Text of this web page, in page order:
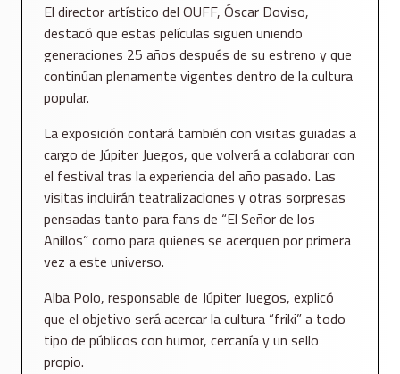
El director artístico del OUFF, Óscar Doviso,
destacó que estas películas siguen uniendo
generaciones 25 años después de su estreno y que
continúan plenamente vigentes dentro de la cultura
popular.
La exposición contará también con visitas guiadas a
cargo de Júpiter Juegos, que volverá a colaborar con
el festival tras la experiencia del año pasado. Las
visitas incluirán teatralizaciones y otras sorpresas
pensadas tanto para fans de “El Señor de los
Anillos” como para quienes se acerquen por primera
vez a este universo.
Alba Polo, responsable de Júpiter Juegos, explicó
que el objetivo será acercar la cultura “friki” a todo
tipo de públicos con humor, cercanía y un sello
propio.